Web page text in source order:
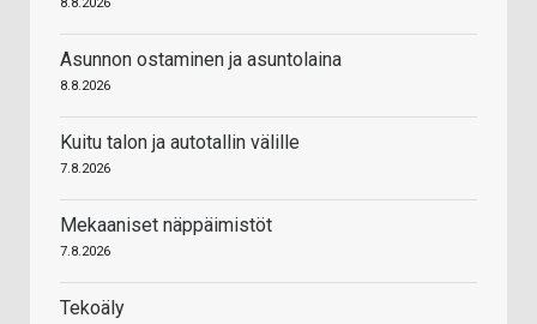
8.8.2026
Asunnon ostaminen ja asuntolaina
8.8.2026
Kuitu talon ja autotallin välille
7.8.2026
Mekaaniset näppäimistöt
7.8.2026
Tekoäly